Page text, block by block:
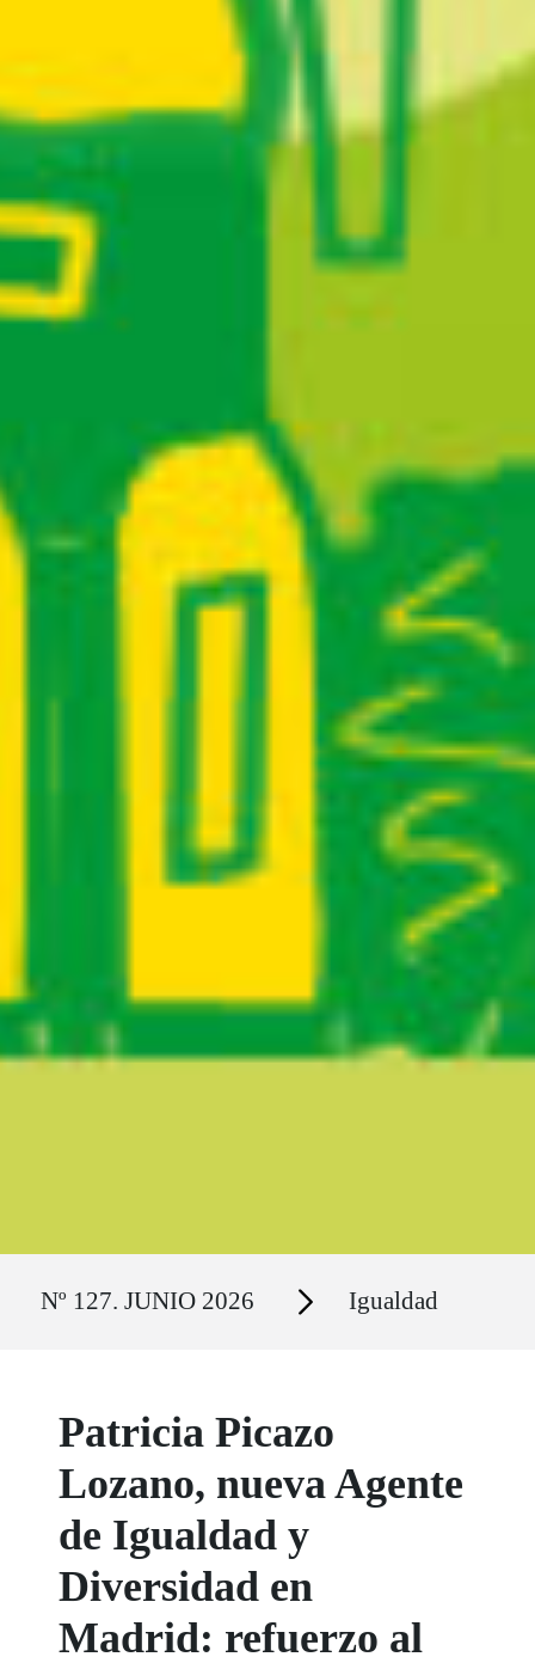
Nº 127. JUNIO 2026 Secciones Igualdad
Patricia Picazo
Lozano, nueva Agente
de Igualdad y
Diversidad en
Madrid: refuerzo al